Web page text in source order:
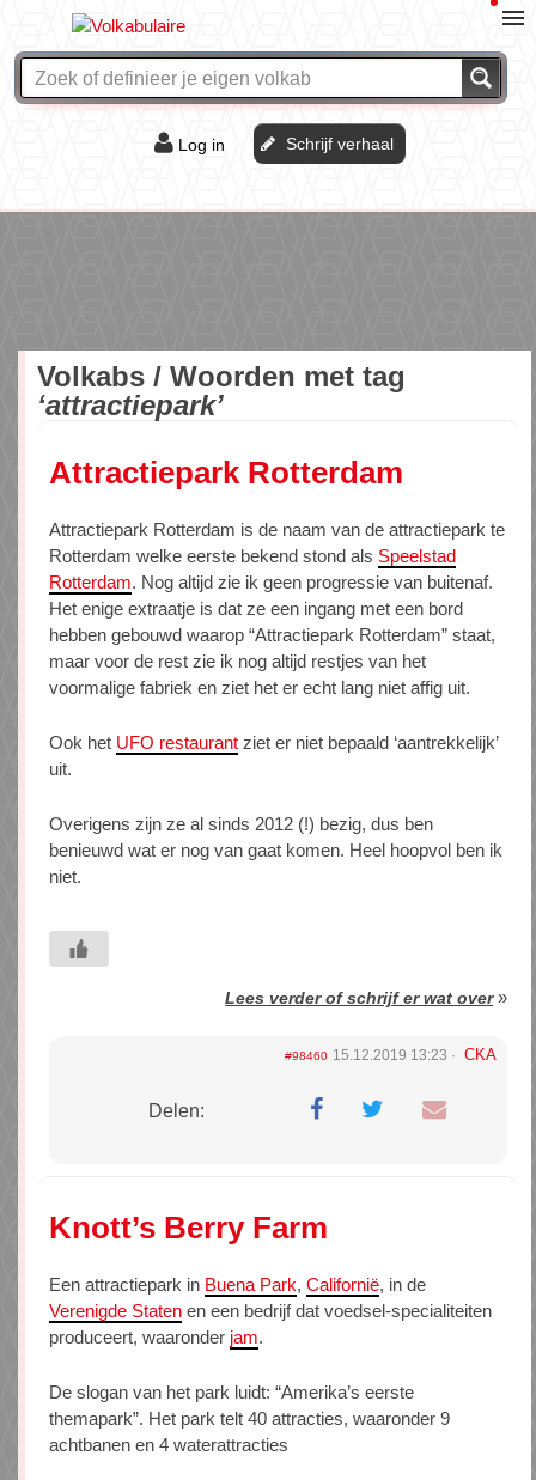
Log in Schrijf verhaal
Volkabs / Woorden met tag
‘attractiepark’
Attractiepark Rotterdam
Attractiepark Rotterdam is de naam van de attractiepark te
Rotterdam welke eerste bekend stond als Speelstad
Rotterdam. Nog altijd zie ik geen progressie van buitenaf.
Het enige extraatje is dat ze een ingang met een bord
hebben gebouwd waarop “Attractiepark Rotterdam” staat,
maar voor de rest zie ik nog altijd restjes van het
voormalige fabriek en ziet het er echt lang niet affig uit.
Ook het UFO restaurant ziet er niet bepaald ‘aantrekkelijk’
uit.
Overigens zijn ze al sinds 2012 (!) bezig, dus ben
benieuwd wat er nog van gaat komen. Heel hoopvol ben ik
niet.
Lees verder of schrijf er wat over»
#98460 15.12.2019 13:23 CKA
Delen:
Knott’s Berry Farm
Een attractiepark in Buena Park, Californië, in de
Verenigde Staten en een bedrijf dat voedsel-specialiteiten
produceert, waaronder jam.
De slogan van het park luidt: “Amerika’s eerste
themapark”. Het park telt 40 attracties, waaronder 9
achtbanen en 4 waterattracties